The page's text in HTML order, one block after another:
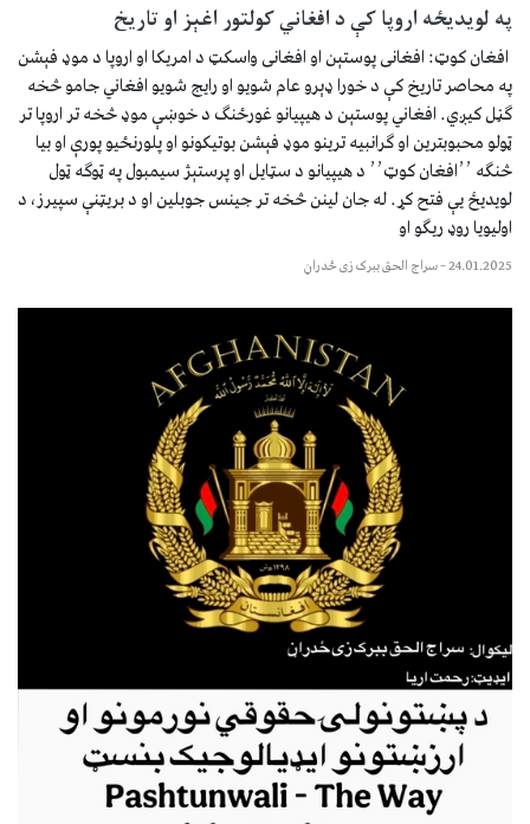
په لویدیځه اروپا کې د افغاني کولتور اغېز او تاریخ
افغان کوټ: افغانی پوستېن او افغانی واسکټ د امریکا او اروپا د موډ فېشن
په محاصر تاریخ کې د خورا ډېرو عام شویو او رایج شویو افغاني جامو څخه
ګڼل کیږي. افغاني پوستېن د هیپیانو غورځنګ د خوښې موډ څخه تر اروپا تر
ټولو محبوبترین او ګرانبیه ترینو موډ فېشن بوتیکونو او پلورنځیو پورې او بیا
څنګه ٬٬افغان کوټ٬٬ د هیپیانو د سټایل او پرستېژ سیمبول په ټوګه ټول
لویدیځ یې فتح کړ. له جان لینن څخه تر جینس جوبلین او د بریټنې سپیرز، د
اولیویا روډ ریګو او
24.01.2025
–سراج الحق ببرک زی ځدراڼ